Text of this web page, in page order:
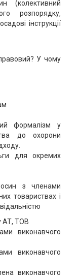
(колективний
розпорядку,
інструкції
У чому
формалізм у
до охорони
для окремих
з членами
товариствах і
АТ, ТОВ
виконавчого
виконавчого
виконавчого